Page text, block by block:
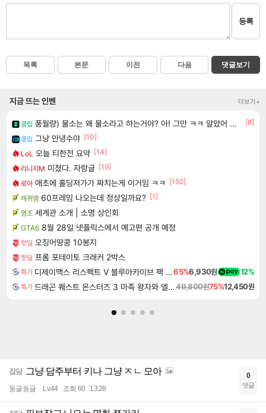
등록
목록 본문 이전 다음 댓글보기
지금 뜨는 인벤 더보기+
클립 풍월량) 물소는 왜 물소라고 하는거야? 아! 그만 ㅋㅋ 알았어 ㅋㅋ
[8]
클립 그냥 안녕수야 [10]
LoL 오늘 티한전 요약 [14]
리니지M 미쳤다. 자랑글 [19]
로아 애초에 홀딩저가가 짜치는게 이거임 ㅋㅋ
[152]
레퀴엠 60프레임 나오는데 정상일까요? [1]
명조 세계관 소개 | 소명 상인회
GTA6 8월 28일 넷플릭스에서 예고편 공개 예정
핫딜 오징어땅콩 10봉지
핫딜 프롬 포테이토 크래커 2박스
특가 디제이맥스 리스펙트 V 블루아카이브 팩 DJMAX RESPECT V Blue Archive Pack DLC65%6,930원 12%
특가 드래곤 퀘스트 몬스터즈 3 마족 왕자와 엘프의 여행 Dragon Quest Monsters The Dark Prince49,800원75%12,450원
잡담 그냥 담주부터 키나 그냥 ㅈㄴ 모아
둥글동글 Lv.44 조회 60 13:28
0
댓글